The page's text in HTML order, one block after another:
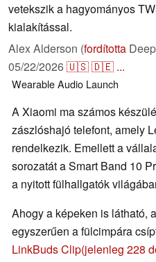
vetekszik a hagyományos
kialakítással.
Alex Alderson (fordította
05/22/2026🇺🇸🇩🇪 ...
WearableAudio Launch
A Xiaomi ma számos
zászlóshajó telefont, amely
rendelkezik. Emellett a
sorozatát a Smart Band 10
a nyitott fülhallgatók
Ahogy a képeken is látható,
egyszerűen a fülcimpára
LinkBuds Clip(jelenleg 228